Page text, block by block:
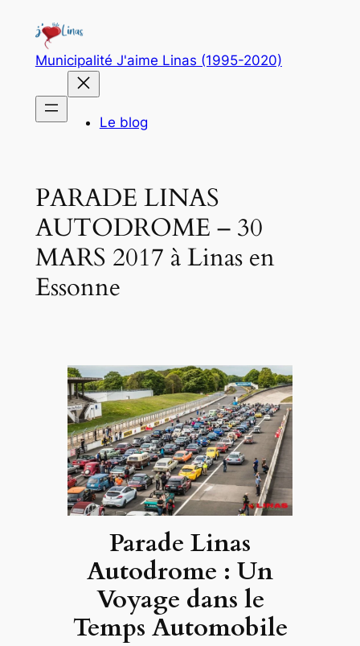
contenuMunicipalité J'aime Linas (1995-2020)
Le blog
PARADE LINAS
AUTODROME – 30
MARS 2017 à Linas en
Essonne
Parade Linas
Autodrome : Un
Voyage dans le
Temps Automobile